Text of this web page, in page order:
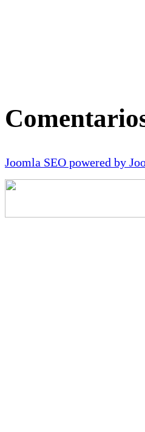
Joomla SEO powered by